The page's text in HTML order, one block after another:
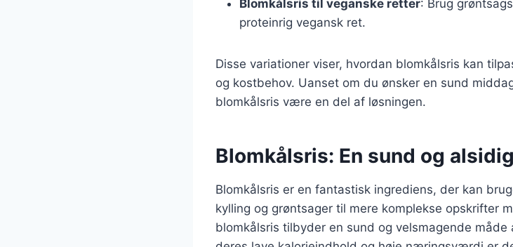
Blomkålsris til veganske retter: Brug
proteinrig vegansk ret.
Disse variationer viser, hvordan blomkålsris kan
og kostbehov. Uanset om du ønsker en sund
blomkålsris være en del af løsningen.
Blomkålsris: En sund og
Blomkålsris er en fantastisk ingrediens, der kan
kylling og grøntsager til mere komplekse opskrifter
blomkålsris tilbyder en sund og velsmagende